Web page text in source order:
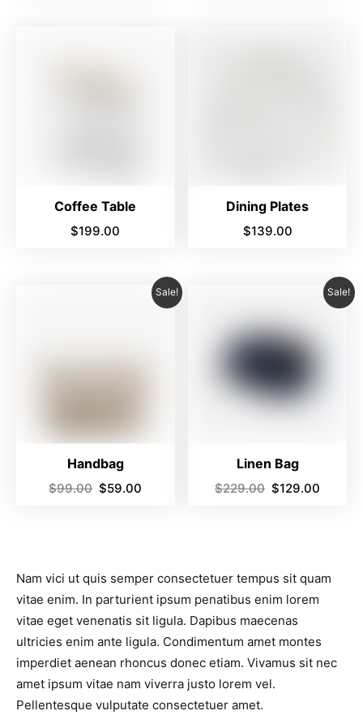
Coffee Table
$199.00
Dining Plates
$139.00
Sale!
Handbag
$99.00 $59.00
Sale!
Linen Bag
$229.00 $129.00
Nam vici ut quis semper consectetuer tempus sit quam
vitae enim. In parturient ipsum penatibus enim lorem
vitae eget venenatis sit ligula. Dapibus maecenas
ultricies enim ante ligula. Condimentum amet montes
imperdiet aenean rhoncus donec etiam. Vivamus sit nec
amet ipsum vitae nam viverra justo lorem vel.
Pellentesque vulputate consectetuer amet.